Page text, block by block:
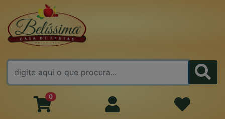
FALE CONOSCO
0